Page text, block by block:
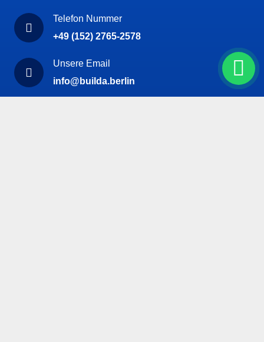
Telefon Nummer
+49 (152) 2765-2578
Unsere Email
info@builda.berlin